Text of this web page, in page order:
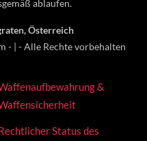
ablaufen.
Österreich
- | - Alle Rechte vorbehalten
&
Status des